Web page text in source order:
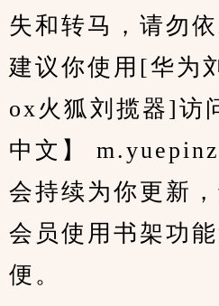
失和转马，请勿
建议你使用[华为
ox火狐刘揽器]访
中文】
会持续为你更新
会员使用书架功
便。